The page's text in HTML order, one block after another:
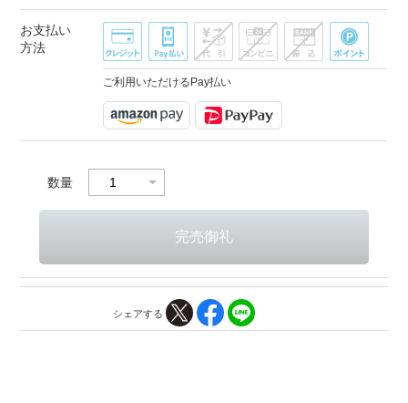
お支払い
方法
ご利用いただけるPay払い
数量
シェアする